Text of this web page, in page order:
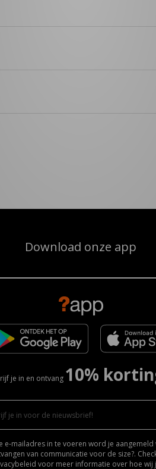
Download onze app
je in en ontvang 10%
e-mailadres in te voeren word je
van communicatie voor de size?.
voor meer informatie over hoe wij